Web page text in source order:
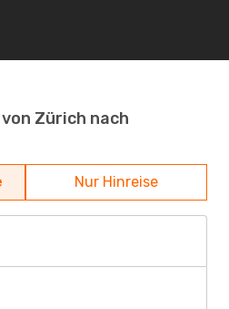
Zürich nach
Nur Hinreise